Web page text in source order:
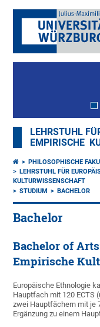
LEHRSTUHL
EMPIRISCHE
PHILOSOPHISCHE
LEHRSTUHL FÜR
KULTURWISSENSCHAFT
STUDIUM
BACHELOR
Bachelor
Bachelor of
Empirische
Europäische Ethnologie
Hauptfach mit 120 ECTS
zwei Hauptfächern mit je
Ergänzung zu einem